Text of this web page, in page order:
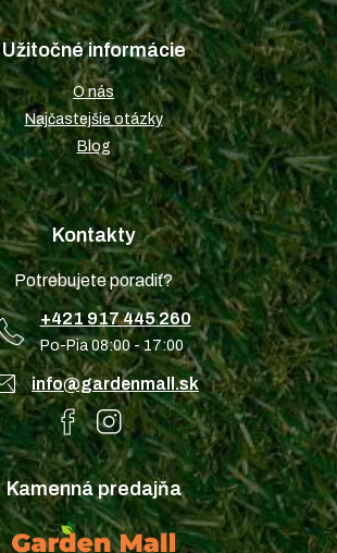
Užitočné informácie
O nás
Najčastejšie otázky
Blog
Kontakty
Potrebujete poradiť?
+421 917 445 260
Po-Pia 08:00 - 17:00
info@gardenmall.sk
Kamenná predajňa